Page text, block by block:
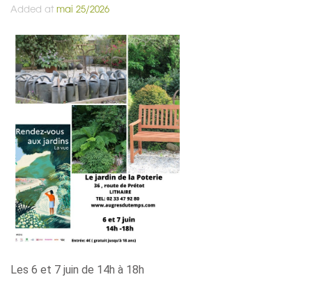
Added at mai 25/2026
Les 6 et 7 juin de 14h à 18h